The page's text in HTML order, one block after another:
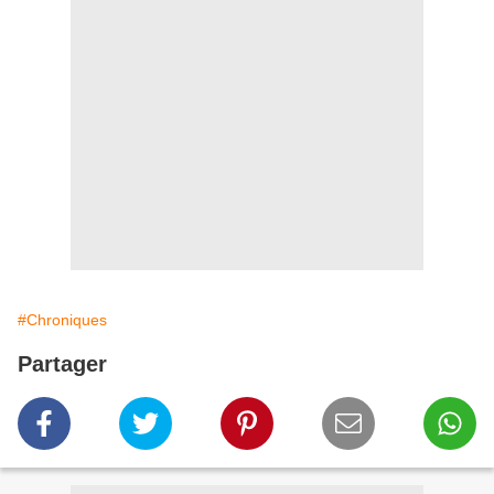
#Chroniques
Partager